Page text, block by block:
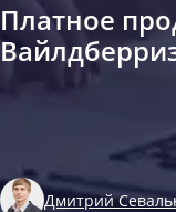
Платное
Дмитрий